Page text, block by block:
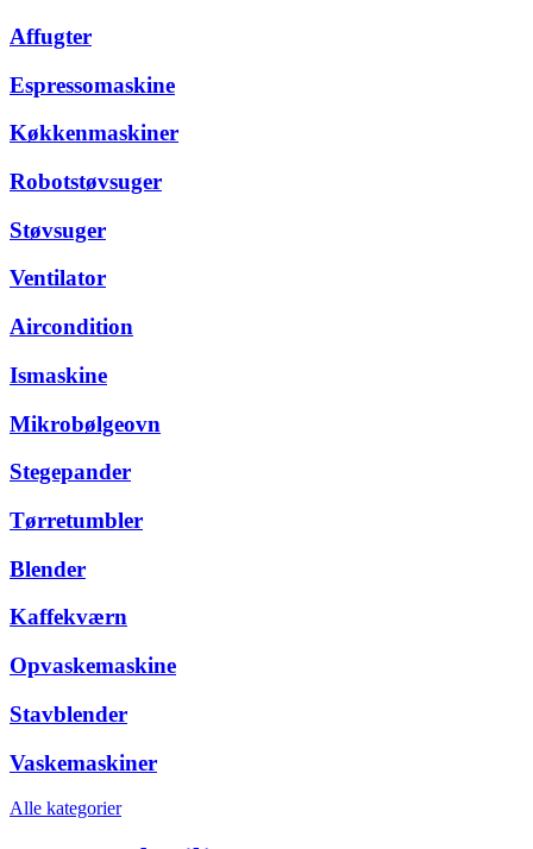
Affugter
Espressomaskine
Køkkenmaskiner
Robotstøvsuger
Støvsuger
Ventilator
Aircondition
Ismaskine
Mikrobølgeovn
Stegepander
Tørretumbler
Blender
Kaffekværn
Opvaskemaskine
Stavblender
Vaskemaskiner
Alle kategorier